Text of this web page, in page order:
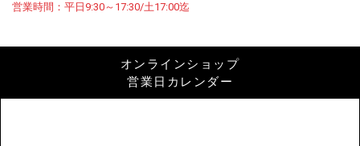
営業時間：平日9:30～17:30/土17:00迄
オンラインショップ
営業日カレンダー